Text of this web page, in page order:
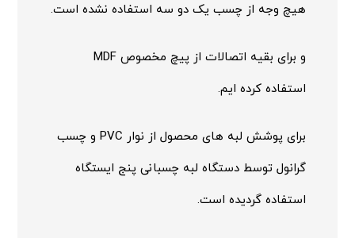
هیچ وجه از چسب یک دو سه استفاده نشده است.
و برای بقیه اتصالات از پیچ مخصوص MDF
استفاده کرده ایم.
برای پوشش لبه های محصول از نوار PVC و چسب
گرانول توسط دستگاه لبه چسبانی پنج ایستگاه
استفاده گردیده است.